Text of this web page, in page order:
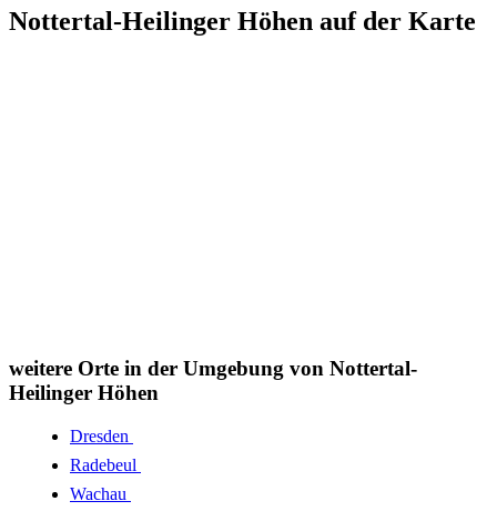
Nottertal-Heilinger Höhen auf der Karte
weitere Orte in der Umgebung von Nottertal-
Heilinger Höhen
Dresden
Radebeul
Wachau